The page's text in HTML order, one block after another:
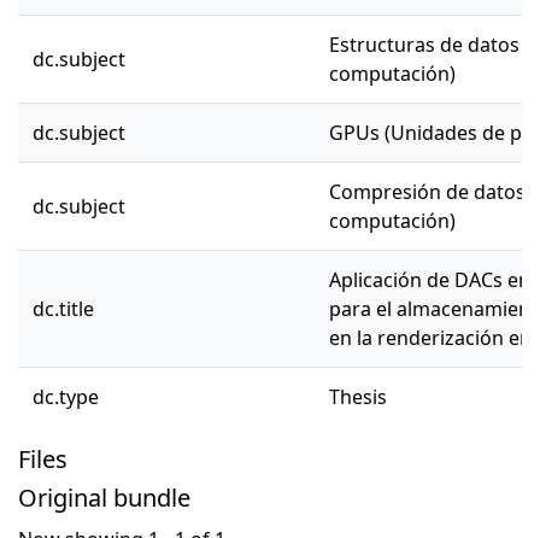
dc.subject
⁠Estructuras de datos
computación)
dc.subject GPUs (Unidades de
dc.subject
Compresión de datos
computación)
dc.title
Aplicación de DACs en
para el
en la renderización en
dc.type Thesis
Files
Original bundle